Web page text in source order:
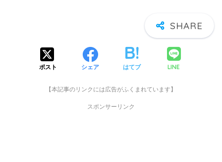
ポスト シェア はてブ LINE
【本記事のリンクには広告がふくまれています】
スポンサーリンク